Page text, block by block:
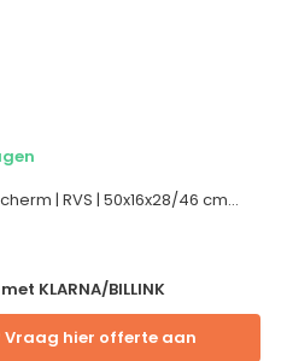
| RVS | 50x16x28/46 cm...
met KLARNA/BILLINK
hier offerte aan